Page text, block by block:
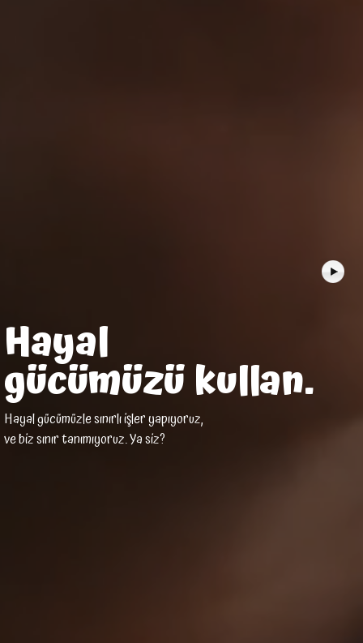
Hayal
gücümüzü kullan.
Hayal gücümüzle sınırlı işler yapıyoruz,
ve biz sınır tanımıyoruz. Ya siz?